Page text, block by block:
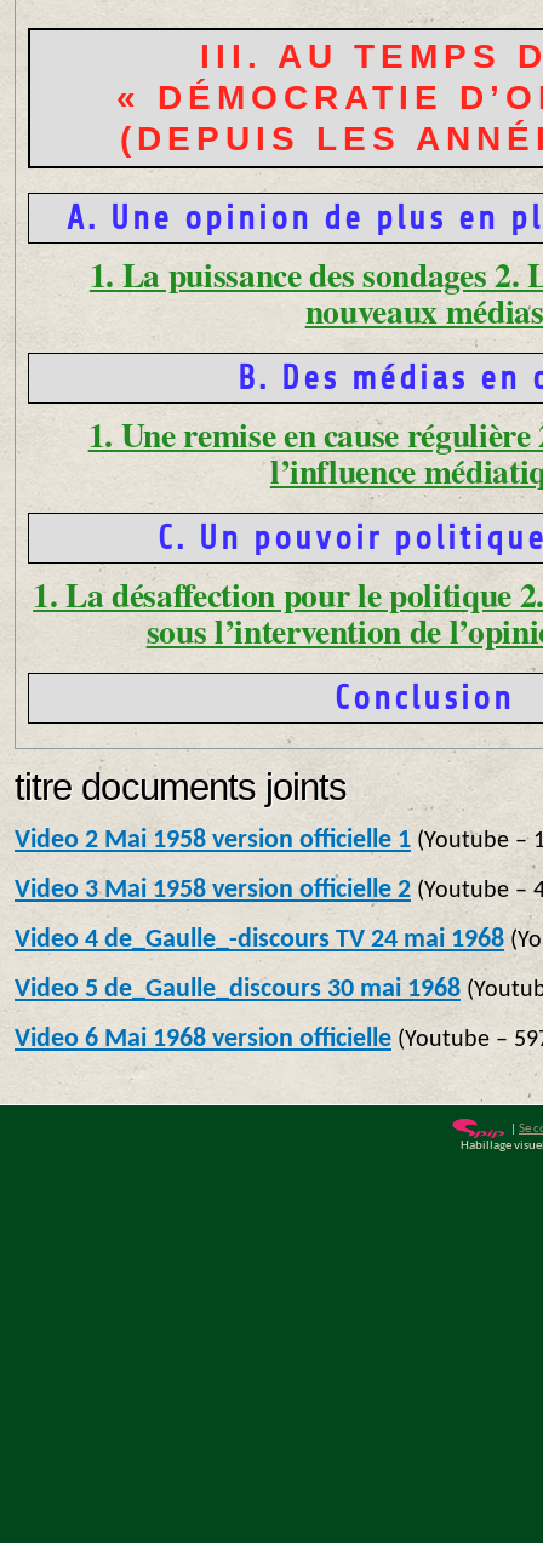
III. AU TEMPS
« DÉMOCRATIE
(DEPUIS LES
A. Une opinion de plus en
1. La puissance des sondages 2.
nouveaux médias
B. Des médias en
1. Une remise en cause
l’influence
C. Un pouvoir
1. La désaffection pour le politique
sous l’intervention de
Conclusion
titre documents joints
Video 2 Mai 1958 version officielle 1 (Youtube –
Video 3 Mai 1958 version officielle 2 (Youtube –
Video 4 de_Gaulle_-discours TV 24 mai 1968 (
Video 5 de_Gaulle_discours 30 mai 1968 (
Video 6 Mai 1968 version officielle (Youtube –
Se
Habillage